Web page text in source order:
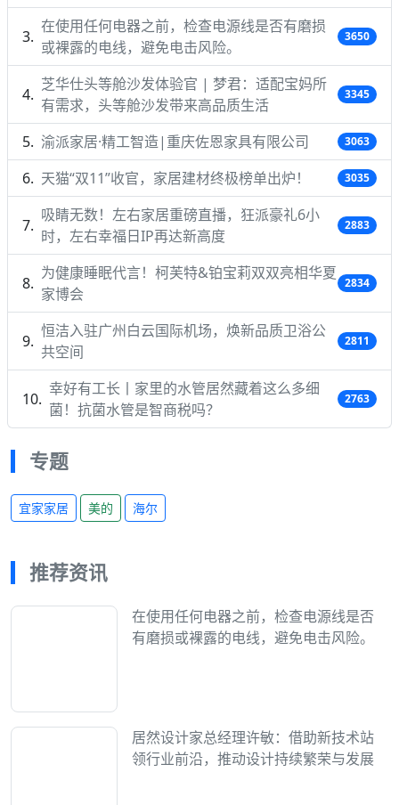
在使用任何电器之前，检查电源线是否有磨损
或裸露的电线，避免电击风险。
3650
芝华仕头等舱沙发体验官 | 梦君：适配宝妈所
有需求，头等舱沙发带来高品质生活
3345
渝派家居·精工智造|重庆佐恩家具有限公司 3063
天猫“双11”收官，家居建材终极榜单出炉！ 3035
吸睛无数！左右家居重磅直播，狂派豪礼6小
时，左右幸福日IP再达新高度
2883
为健康睡眠代言！柯芙特&铂宝莉双双亮相华夏
家博会
2834
恒洁入驻广州白云国际机场，焕新品质卫浴公
共空间
2811
幸好有工长丨家里的水管居然藏着这么多细
菌！抗菌水管是智商税吗？
2763
专题
宜家家居 美的 海尔
推荐资讯
在使用任何电器之前，检查电源线是否
有磨损或裸露的电线，避免电击风险。
居然设计家总经理许敏：借助新技术站
领行业前沿，推动设计持续繁荣与发展